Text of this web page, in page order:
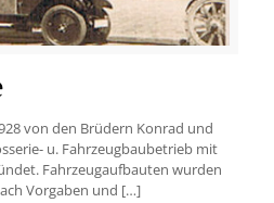
von den Brüdern Konrad und
u. Fahrzeugbaubetrieb mit
Fahrzeugaufbauten wurden
Vorgaben und […]